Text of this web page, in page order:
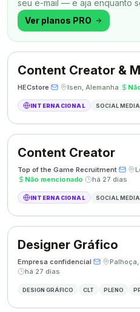
seu e-mail — e aja enquanto
na memória.
Ver planos PRO
HECstore· · Isen, Alemanha·
INTERNACIONAL SOCIAL MEDIA
Content Creator
Top of the Game Recruitment· ·
Não mencionado· há 27 dias
INTERNACIONAL SOCIAL MEDIA
Designer Gráfico
Empresa confidencial· ·
há 27 dias
DESIGN GRÁFICO CLT PLENO